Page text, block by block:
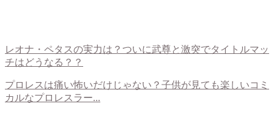
レオナ・ペタスの実力は？ついに武尊と激突でタイトルマッ
チはどうなる？？
プロレスは痛い怖いだけじゃない？子供が見ても楽しいコミ
カルなプロレスラー...